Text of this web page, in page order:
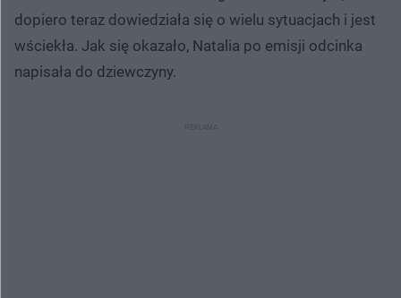
dopiero teraz dowiedziała się o wielu sytuacjach i jest
wściekła. Jak się okazało, Natalia po emisji odcinka
napisała do dziewczyny.